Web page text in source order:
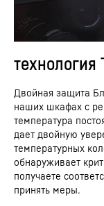
Двойная защита
наших шкафах с
температура
дает двойную
температурных
обнаруживает
получаете
принять меры.